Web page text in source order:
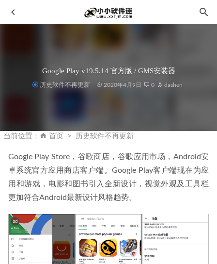
Google Play v19.5.14 官方版 / GMS安装器
历史软件不再更新 2020年4月9日 0 dashen
当前位置： 首页 历史软件不再更新
Google Play Store，谷歌商店，谷歌应用市场，Android安
卓系统官方应用商店客户端。Google Play客户端现在为应
用和游戏，电影和图书引入全新设计，视觉外观及工具栏
更加符合Android最新设计风格趋势。
工具 2023-04-24
皮肤美化润饰滤镜-Imagenomic Portraiture 4.0.3中文汉化版
2022-12-01
Topaz Video AI 3.2.8 免安装中文汉化便携版-黄玉视频AI软
件 2023-06-01